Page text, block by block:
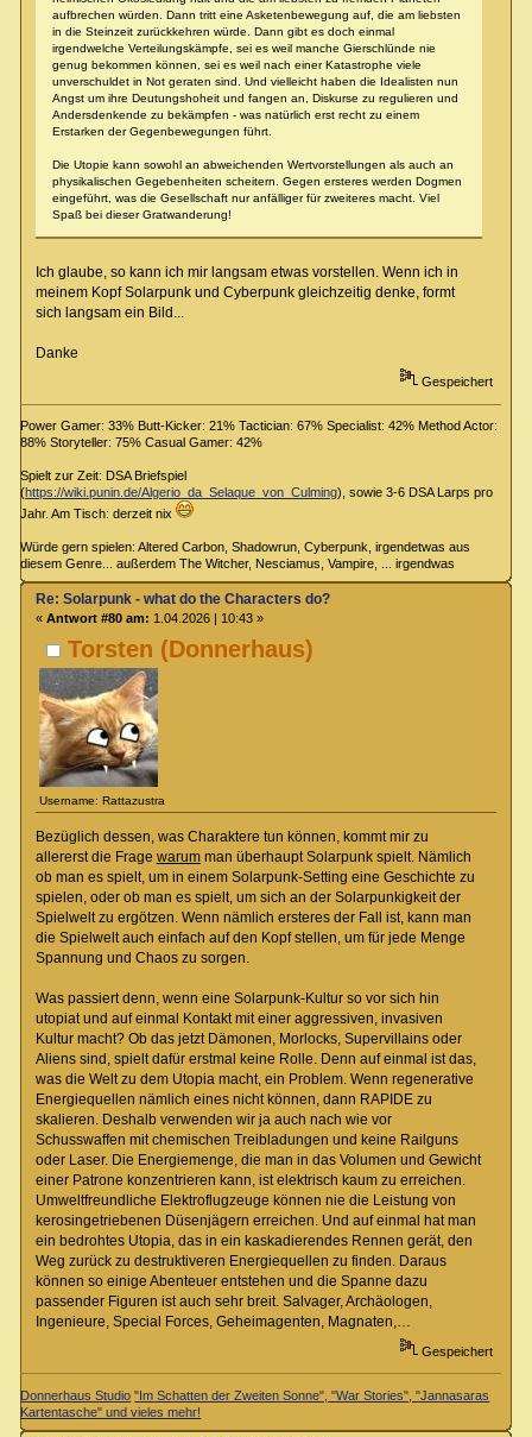
aufbrechen würden. Dann tritt eine Asketenbewegung auf, die am liebsten
in die Steinzeit zurückkehren würde. Dann gibt es doch einmal
irgendwelche Verteilungskämpfe, sei es weil manche Gierschlünde nie
genug bekommen können, sei es weil nach einer Katastrophe viele
unverschuldet in Not geraten sind. Und vielleicht haben die Idealisten nun
Angst um ihre Deutungshoheit und fangen an, Diskurse zu regulieren und
Andersdenkende zu bekämpfen - was natürlich erst recht zu einem
Erstarken der Gegenbewegungen führt.
Die Utopie kann sowohl an abweichenden Wertvorstellungen als auch an
physikalischen Gegebenheiten scheitern. Gegen ersteres werden Dogmen
eingeführt, was die Gesellschaft nur anfälliger für zweiteres macht. Viel
Spaß bei dieser Gratwanderung!
Ich glaube, so kann ich mir langsam etwas vorstellen. Wenn ich in
meinem Kopf Solarpunk und Cyberpunk gleichzeitig denke, formt
sich langsam ein Bild...
Danke
Gespeichert
Power Gamer: 33% Butt-Kicker: 21% Tactician: 67% Specialist: 42% Method Actor:
88% Storyteller: 75% Casual Gamer: 42%
Spielt zur Zeit: DSA Briefspiel
(https://wiki.punin.de/Algerio_da_Selaque_von_Culming), sowie 3-6 DSA Larps pro
Jahr. Am Tisch: derzeit nix
Würde gern spielen: Altered Carbon, Shadowrun, Cyberpunk, irgendetwas aus
diesem Genre... außerdem The Witcher, Nesciamus, Vampire, ... irgendwas
Torsten (Donnerhaus)
Username: Rattazustra
Re: Solarpunk - what do the Characters do?
« Antwort #80 am: 1.04.2026 | 10:43 »
Bezüglich dessen, was Charaktere tun können, kommt mir zu
allererst die Frage warumman überhaupt Solarpunk spielt. Nämlich
ob man es spielt, um in einem Solarpunk-Setting eine Geschichte zu
spielen, oder ob man es spielt, um sich an der Solarpunkigkeit der
Spielwelt zu ergötzen. Wenn nämlich ersteres der Fall ist, kann man
die Spielwelt auch einfach auf den Kopf stellen, um für jede Menge
Spannung und Chaos zu sorgen.
Was passiert denn, wenn eine Solarpunk-Kultur so vor sich hin
utopiat und auf einmal Kontakt mit einer aggressiven, invasiven
Kultur macht? Ob das jetzt Dämonen, Morlocks, Supervillains oder
Aliens sind, spielt dafür erstmal keine Rolle. Denn auf einmal ist das,
was die Welt zu dem Utopia macht, ein Problem. Wenn regenerative
Energiequellen nämlich eines nicht können, dann RAPIDE zu
skalieren. Deshalb verwenden wir ja auch nach wie vor
Schusswaffen mit chemischen Treibladungen und keine Railguns
oder Laser. Die Energiemenge, die man in das Volumen und Gewicht
einer Patrone konzentrieren kann, ist elektrisch kaum zu erreichen.
Umweltfreundliche Elektroflugzeuge können nie die Leistung von
kerosingetriebenen Düsenjägern erreichen. Und auf einmal hat man
ein bedrohtes Utopia, das in ein kaskadierendes Rennen gerät, den
Weg zurück zu destruktiveren Energiequellen zu finden. Daraus
können so einige Abenteuer entstehen und die Spanne dazu
passender Figuren ist auch sehr breit. Salvager, Archäologen,
Ingenieure, Special Forces, Geheimagenten, Magnaten,…
Gespeichert
Donnerhaus Studio "Im Schatten der Zweiten Sonne", "War Stories", "Jannasaras
Kartentasche" und vieles mehr!